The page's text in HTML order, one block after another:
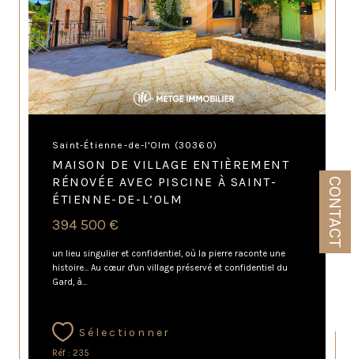
CONTACT
Saint-Étienne-de-l'Olm (30360)
MAISON DE VILLAGE ENTIÈREMENT
RÉNOVÉE AVEC PISCINE À SAINT-
ÉTIENNE-DE-L’OLM
394 500 €
un lieu singulier et confidentiel, où la pierre raconte une
histoire… Au cœur d'un village préservé et confidentiel du
Gard, à...
Sélectionner
Réf : 235